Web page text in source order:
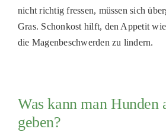
nicht richtig fressen, müssen sich
Gras. Schonkost hilft, den Appetit
die Magenbeschwerden zu lindern.
Was kann man Hunden
geben?